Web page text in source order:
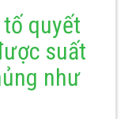
quyết
suất
như